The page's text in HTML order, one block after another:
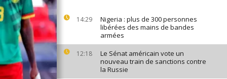
14:29
Nigeria : plus de 300 personnes
libérées des mains de bandes
armées
12:18
Le Sénat américain vote un
nouveau train de sanctions contre
la Russie